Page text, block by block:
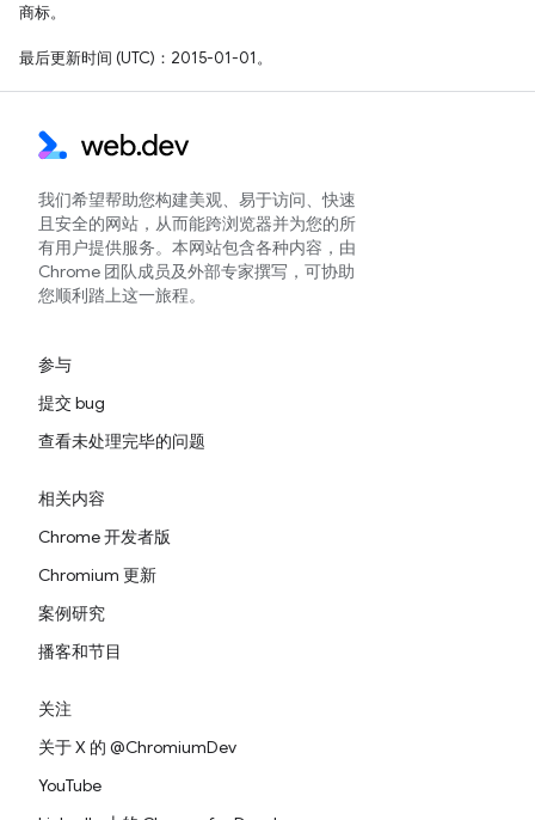
商标。
最后更新时间 (UTC)：2015-01-01。
我们希望帮助您构建美观、易于访问、快速
且安全的网站，从而能跨浏览器并为您的所
有用户提供服务。本网站包含各种内容，由
Chrome 团队成员及外部专家撰写，可协助
您顺利踏上这一旅程。
参与
提交 bug
查看未处理完毕的问题
相关内容
Chrome 开发者版
Chromium 更新
案例研究
播客和节目
关注
关于 X 的 @ChromiumDev
YouTube